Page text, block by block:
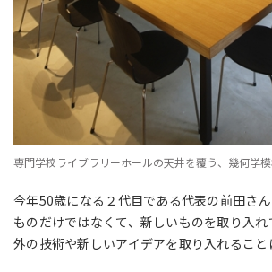
専門学校ライブラリーホールの天井を覆う、幾何学模
今年50歳になる２代目である代表の前田さ
ものだけではなくて、新しいものを取り入
外の技術や新しいアイデアを取り入れること